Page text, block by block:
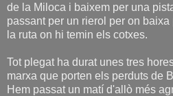
de la Miloca i baixem per una
passant per un rierol per on
la ruta on hi temin els cotxes.
Tot plegat ha durat unes tres
marxa que porten els perduts de
Hem passat un matí d'allò més